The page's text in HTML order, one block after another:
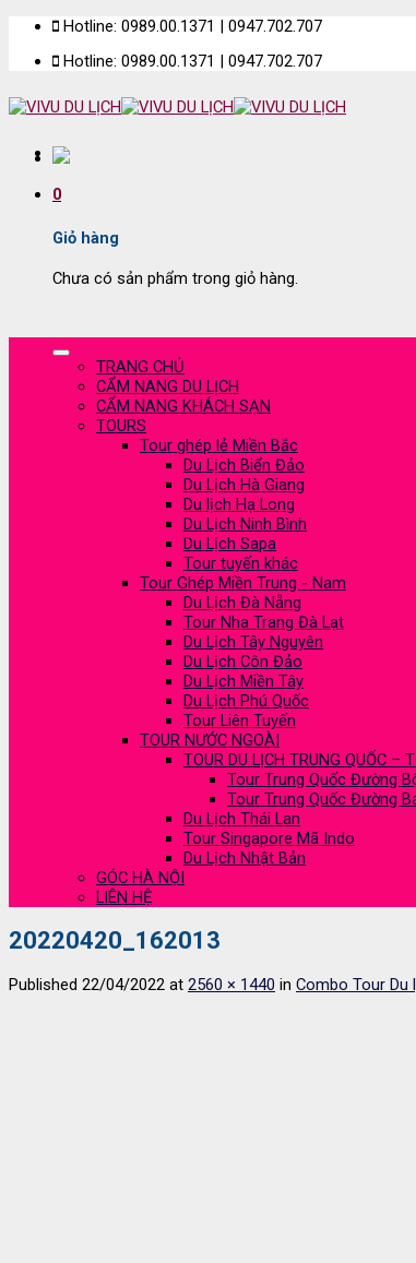
Skip
content
Hotline: 0989.00.1371 | 0947.702.707
Hotline: 0989.00.1371 | 0947.702.707
0
Giỏ hàng
Chưa có sản phẩm trong giỏ hàng.
TRANG CHỦ
CẨM NANG DU LỊCH
CẨM NANG KHÁCH SẠN
TOURS
Tour ghép lẻ Miền Bắc
Du Lịch Biển Đảo
Du Lịch Hà Giang
Du lịch Hạ Long
Du Lịch Ninh Bình
Du Lịch Sapa
Tour tuyến khác
Tour Ghép Miền Trung - Nam
Du Lịch Đà Nẵng
Tour Nha Trang Đà Lạt
Du Lịch Tây Nguyên
Du Lịch Côn Đảo
Du Lịch Miền Tây
Du Lịch Phú Quốc
Tour Liên Tuyến
TOUR NƯỚC NGOÀI
TOUR DU LỊCH TRUNG QUỐC –
Tour Trung Quốc Đường
Tour Trung Quốc Đường
Du Lịch Thái Lan
Tour Singapore Mã Indo
Du Lịch Nhật Bản
GÓC HÀ NỘI
LIÊN HỆ
20220420_162013
Published 22/04/2022 at 2560 × 1440 in Combo Tour Du